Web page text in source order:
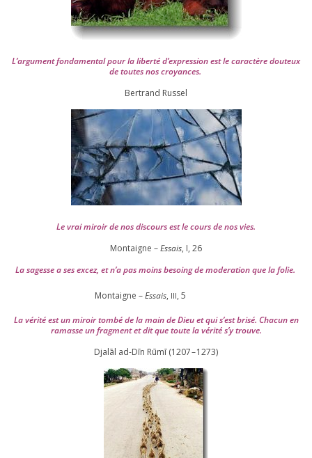
L’argument fon­da­men­tal pour la liber­té d’expression est le carac­tère dou­teux
de toutes nos croyances.
Ber­trand Russel
Le vrai miroir de nos dis­cours est le cours de nos vies.
Montaigne –Essais, I, 26
La sagesse a ses excez, et n’a pas moins besoing de mode­ra­tion que la folie.
Montaigne –Essais, III, 5
La véri­té est un miroir tom­bé de la main de Dieu et qui s’est bri­sé. Chacun en
ramasse un frag­ment et dit que toute la véri­té s’y trouve.
Djalāl ad-Dīn Rūmī (1207–1273)